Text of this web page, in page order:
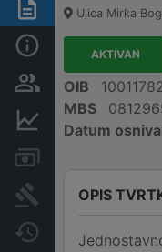
Sažetak
Osobe i vlasništvo
Sudske objave
Javne nabavke
Ulica Mirka
AKTIVAN
OIB
MBS
Datum
OPIS